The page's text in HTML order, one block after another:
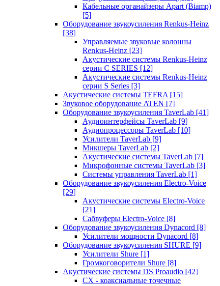
Кабельные органайзеры Apart (Biamp)
[5]
Оборудование звукоусиления Renkus-Heinz
[38]
Управляемые звуковые колонны
Renkus-Heinz [23]
Акустические системы Renkus-Heinz
серии C SERIES [12]
Акустические системы Renkus-Heinz
серии S Series [3]
Акустические системы TEFRA [15]
Звуковое оборудование ATEN [7]
Оборудование звукоусиления TaverLab [41]
Аудиоинтерфейсы TaverLab [9]
Аудиопроцессоры TaverLab [10]
Усилители TaverLab [9]
Микшеры TaverLab [2]
Акустические системы TaverLab [7]
Микрофонные системы TaverLab [3]
Системы управления TaverLab [1]
Оборудование звукоусиления Electro-Voice
[29]
Акустические системы Electro-Voice
[21]
Сабвуферы Electro-Voice [8]
Оборудование звукоусиления Dynacord [8]
Усилители мощности Dynacord [8]
Оборудование звукоусиления SHURE [9]
Усилители Shure [1]
Громкоговорители Shure [8]
Акустические системы DS Proaudio [42]
CX - коаксиальные точечные